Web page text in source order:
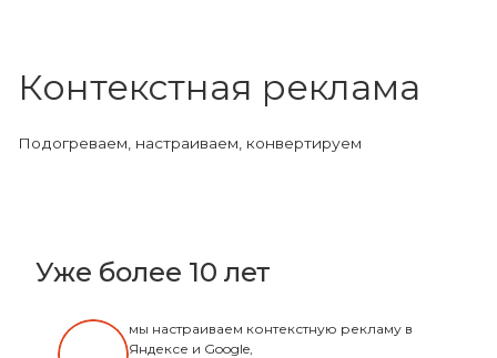
Контекстная реклама
Подогреваем, настраиваем, конвертируем
Уже более 10 лет
мы настраиваем контекстную рекламу в
Яндексе и Google,